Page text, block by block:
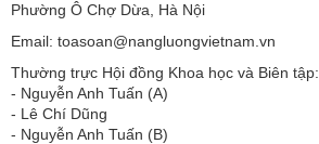
Phường Ô Chợ Dừa, Hà Nội
Email: toasoan@nangluongvietnam.vn
Thường trực Hội đồng Khoa học và Biên tập:
​​​​​​- Nguyễn Anh Tuấn (A)
- Lê Chí Dũng
- Nguyễn Anh Tuấn (B)